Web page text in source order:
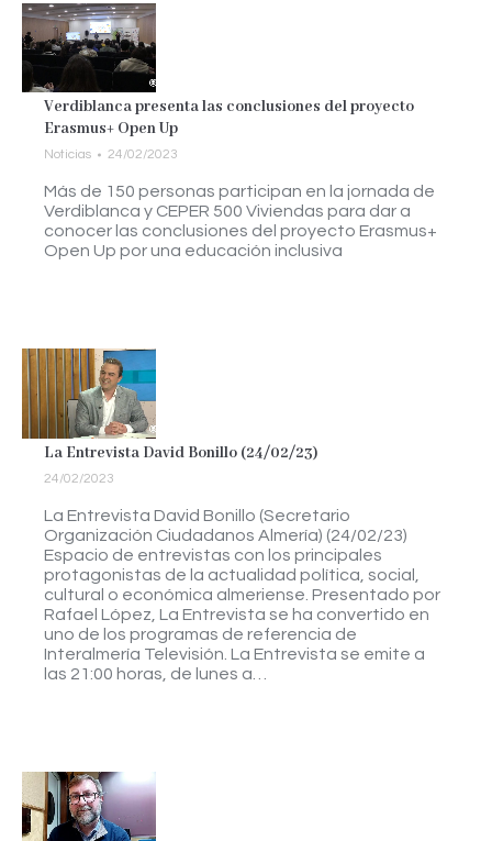
Verdiblanca presenta las conclusiones del proyecto
Erasmus+ Open Up
Noticias 24/02/2023
Más de 150 personas participan en la jornada de
Verdiblanca y CEPER 500 Viviendas para dar a
conocer las conclusiones del proyecto Erasmus+
Open Up por una educación inclusiva
La Entrevista David Bonillo (24/02/23)
24/02/2023
La Entrevista David Bonillo (Secretario
Organización Ciudadanos Almería) (24/02/23)
Espacio de entrevistas con los principales
protagonistas de la actualidad política, social,
cultural o económica almeriense. Presentado por
Rafael López, La Entrevista se ha convertido en
uno de los programas de referencia de
Interalmería Televisión. La Entrevista se emite a
las 21:00 horas, de lunes a…